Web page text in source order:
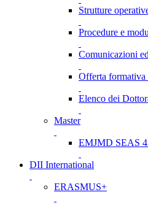
Strutture
Procedure e
Comunicazioni
Offerta
Elenco dei
Master
EMJMD SEAS
DII International
ERASMUS+